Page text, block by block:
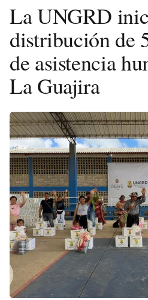
La UNGRD
distribución de
de asistencia
La Guajira